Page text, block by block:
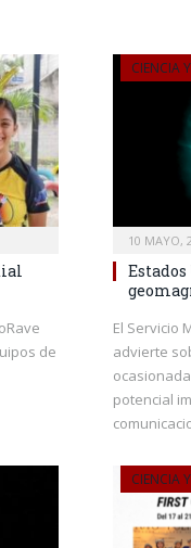
de
CIENCIA
10 MAYO,
El Servicio
advierte
potencial
CIENCIA